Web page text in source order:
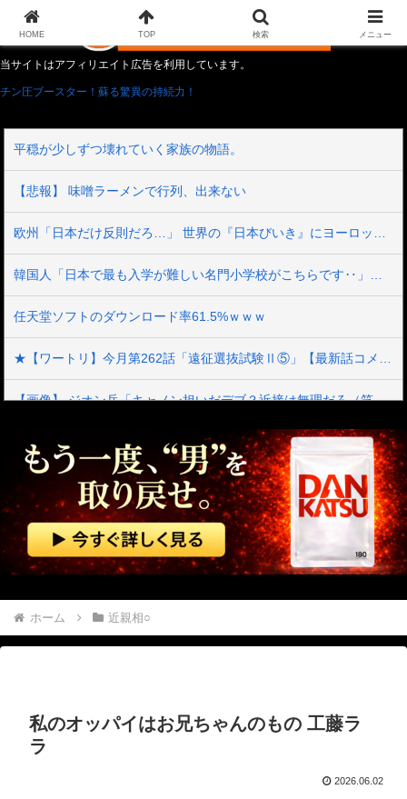
当サイトはアフィリエイト広告を利用しています。
チン圧ブースター！蘇る驚異の持続力！
平穏が少しずつ壊れていく家族の物語。
【悲報】 味噌ラーメンで行列、出来ない
任天堂ソフトのダウンロード率61.5%ｗｗｗ
【画像】 ジオン兵「キャノン担いだデブ？近接は無理だろ（笑）」→
「どうして夜明け前から、あなたの声がうちの猫を罵倒しているんですか」隣人が給餌器を抱えて訪ねてきた朝
嫁のお腹の子がダウン症確定。おろしたいと泣いて家事もまともにしない。命を粗末にするなと叱ったら「なら貴方が会社辞めて専業主夫になって全部面倒見て。誓約書書いて」
【エ□漫画】 今月のCOMIC快楽天打線ｗｗｗ
ロシアの進軍スピードが低下、7月はわずか175km²しか占領できず！
ダイソーの220円のUSBケーブルが3ヶ月でダメになったんやが
ホーム 近親相○
私のオッパイはお兄ちゃんのもの 工藤ラ
ラ
2026.06.02
HOME TOP 検索 メニュー